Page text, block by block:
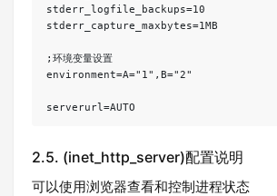
stderr_logfile_backups=10
stderr_capture_maxbytes=1MB
;环境变量设置
environment=A="1",B="2"
serverurl=AUTO
2.5. (inet_http_server)配置说明
可以使用浏览器查看和控制进程状态